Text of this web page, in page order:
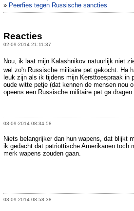
» Peerfies tegen Russische sancties
Reacties
02-09-2014 21:11:37
Nou, ik laat mijn Kalashnikov natuurlijk niet
wel zo'n Russische militaire pet gekocht. Ha
leuk zijn als ik tijdens mijn Kersttoespraak in
oude witte petje (dat kennen de mensen nou
opeens een Russische militaire pet ga dragen.
03-09-2014 08:34:58
Niets belangrijker dan hun wapens, dat blijkt
ik gedacht dat patriottische Amerikanen toch
merk wapens zouden gaan.
03-09-2014 08:58:38